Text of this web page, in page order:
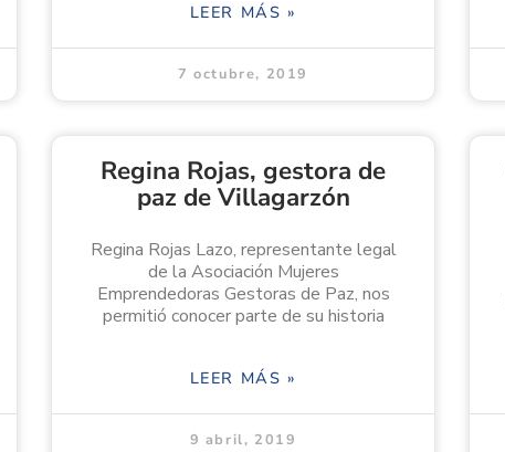
LEER MÁS »
7 octubre, 2019
Regina Rojas, gestora de
paz de Villagarzón
Regina Rojas Lazo, representante legal
de la Asociación Mujeres
Emprendedoras Gestoras de Paz, nos
permitió conocer parte de su historia
LEER MÁS »
9 abril, 2019